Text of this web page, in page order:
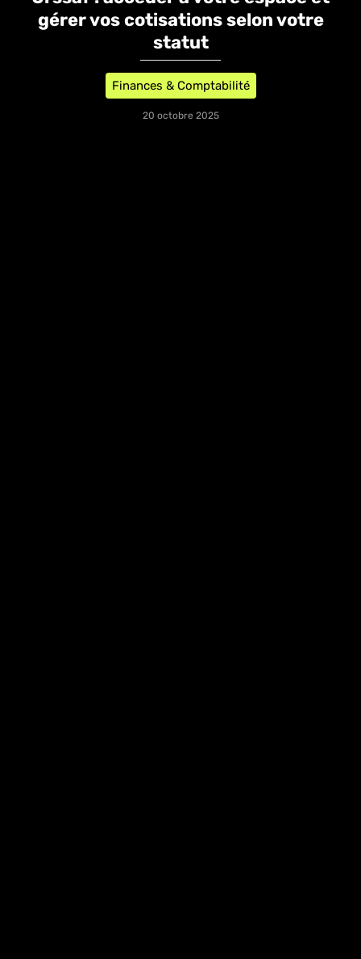
gérer vos cotisations selon votre
statut
Finances & Comptabilité
20 octobre 2025